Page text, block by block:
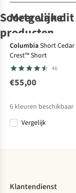
Soortgelijke
producten
Patagonia
Fleece Synch
Patagonia
Fleece Synch
Vaude
Fleece
Women'S
Skomer Hiking
Sc Jacket
Jack Wolfskin
Fleece Lite Curl
Fz W
Meer van
ColumbiaShort Cedar
Crest™ Short
46
€55,00
6 kleuren beschikbaar
Vergelijk
Klantendienst